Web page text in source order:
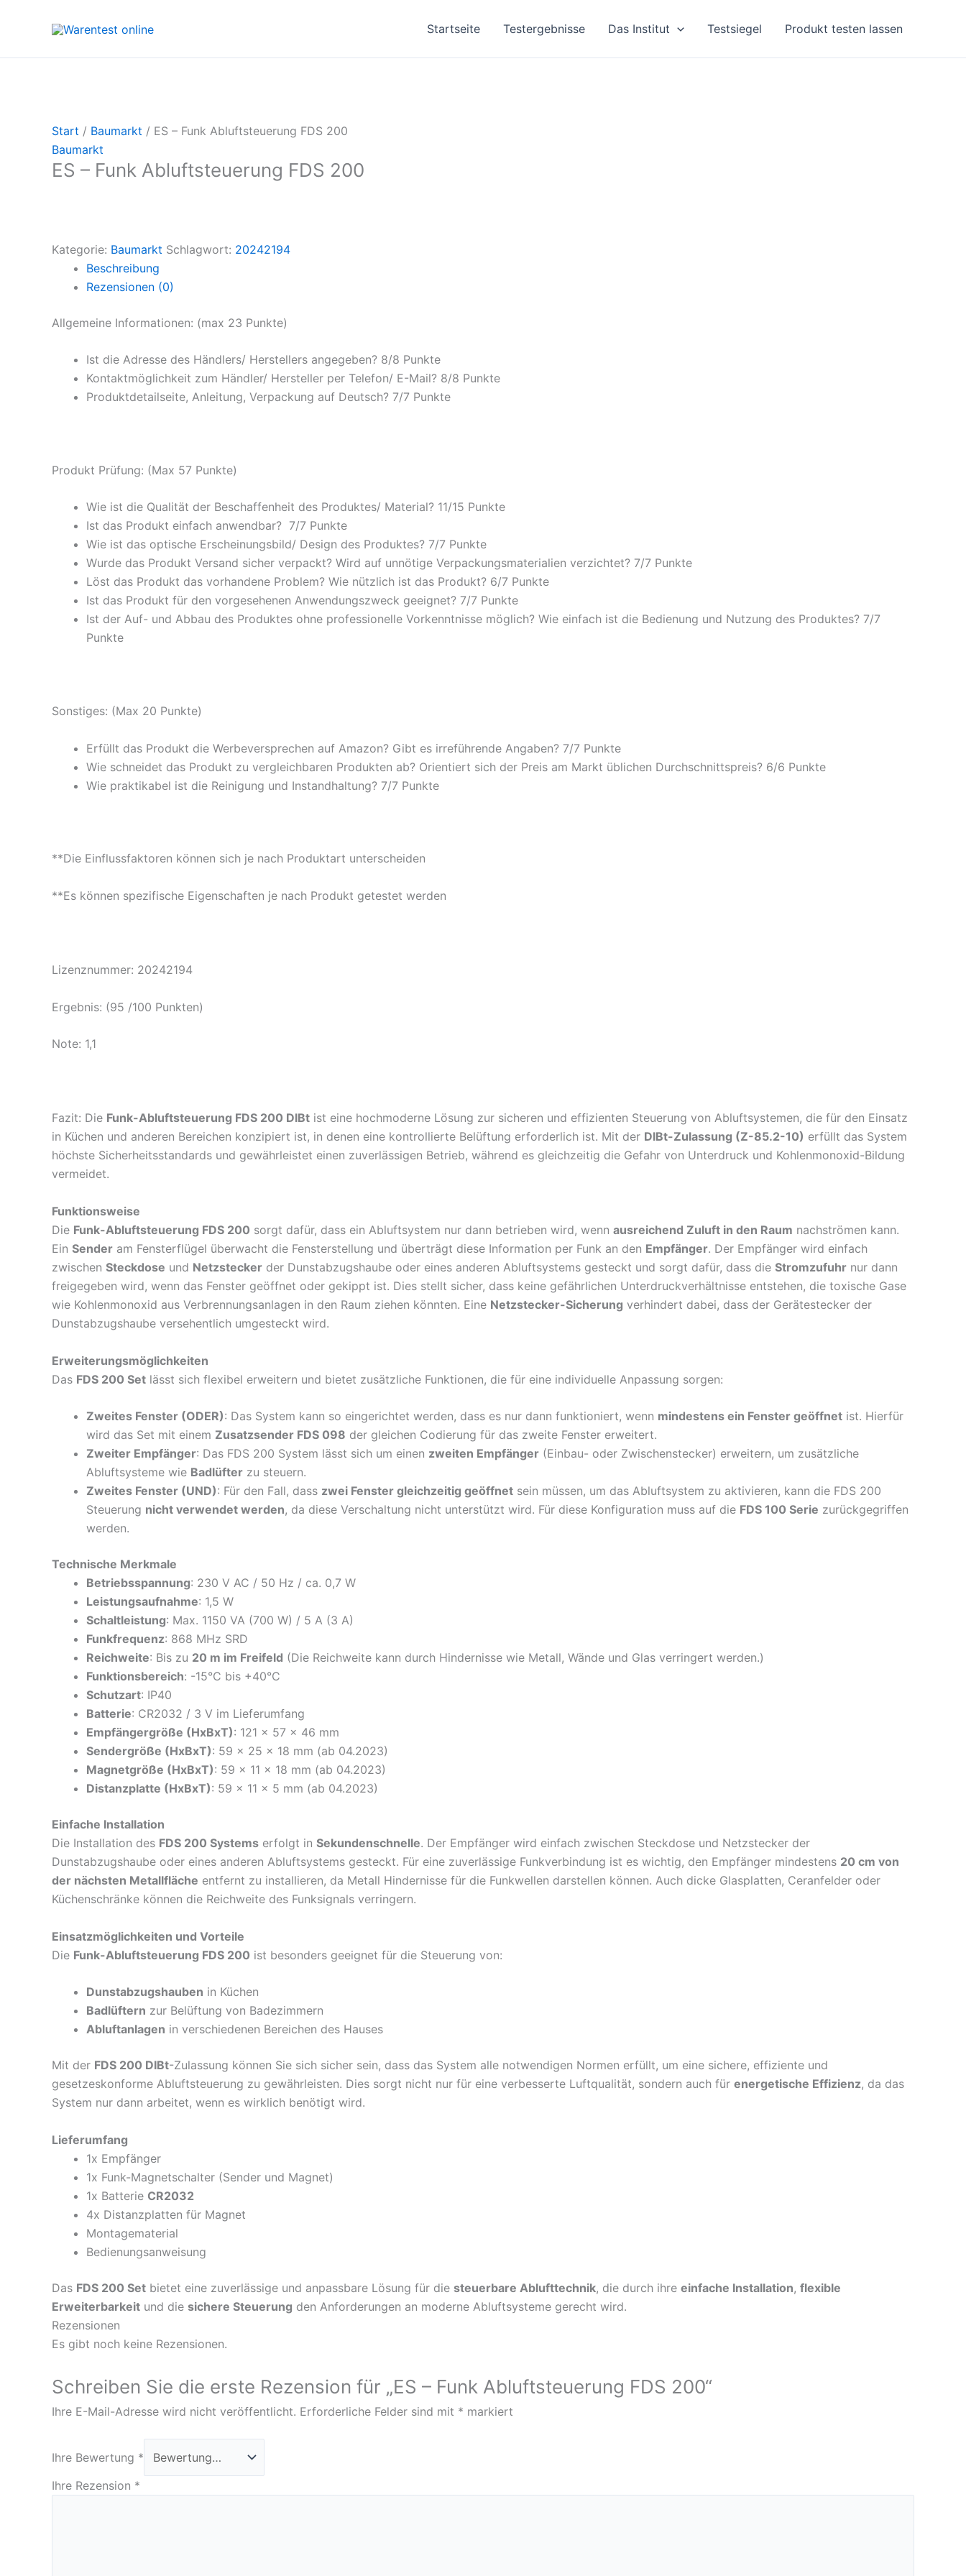
Startseite Testergebnisse Das Institut Testsiegel Produkt testen lassen
Start / Baumarkt / ES – Funk Abluftsteuerung FDS 200
Baumarkt
ES – Funk Abluftsteuerung FDS 200
Kategorie: Baumarkt Schlagwort: 20242194
Beschreibung
Rezensionen (0)
Allgemeine Informationen: (max 23 Punkte)
Ist die Adresse des Händlers/ Herstellers angegeben? 8/8 Punkte
Kontaktmöglichkeit zum Händler/ Hersteller per Telefon/ E-Mail? 8/8 Punkte
Produktdetailseite, Anleitung, Verpackung auf Deutsch? 7/7 Punkte
Produkt Prüfung: (Max 57 Punkte)
Wie ist die Qualität der Beschaffenheit des Produktes/ Material? 11/15 Punkte
Ist das Produkt einfach anwendbar? 7/7 Punkte
Wie ist das optische Erscheinungsbild/ Design des Produktes? 7/7 Punkte
Wurde das Produkt Versand sicher verpackt? Wird auf unnötige Verpackungsmaterialien verzichtet? 7/7 Punkte
Löst das Produkt das vorhandene Problem? Wie nützlich ist das Produkt? 6/7 Punkte
Ist das Produkt für den vorgesehenen Anwendungszweck geeignet? 7/7 Punkte
Ist der Auf- und Abbau des Produktes ohne professionelle Vorkenntnisse möglich? Wie einfach ist die Bedienung und Nutzung des Produktes? 7/7
Punkte
Sonstiges: (Max 20 Punkte)
Erfüllt das Produkt die Werbeversprechen auf Amazon? Gibt es irreführende Angaben? 7/7 Punkte
Wie schneidet das Produkt zu vergleichbaren Produkten ab? Orientiert sich der Preis am Markt üblichen Durchschnittspreis? 6/6 Punkte
Wie praktikabel ist die Reinigung und Instandhaltung? 7/7 Punkte
**Die Einflussfaktoren können sich je nach Produktart unterscheiden
**Es können spezifische Eigenschaften je nach Produkt getestet werden
Lizenznummer: 20242194
Ergebnis: (95 /100 Punkten)
Note: 1,1
Fazit: Die Funk-Abluftsteuerung FDS 200 DIBt ist eine hochmoderne Lösung zur sicheren und effizienten Steuerung von Abluftsystemen, die für den Einsatz
in Küchen und anderen Bereichen konzipiert ist, in denen eine kontrollierte Belüftung erforderlich ist. Mit der DIBt-Zulassung (Z-85.2-10) erfüllt das System
höchste Sicherheitsstandards und gewährleistet einen zuverlässigen Betrieb, während es gleichzeitig die Gefahr von Unterdruck und Kohlenmonoxid-Bildung
vermeidet.
Funktionsweise
Die Funk-Abluftsteuerung FDS 200 sorgt dafür, dass ein Abluftsystem nur dann betrieben wird, wenn ausreichend Zuluft in den Raum nachströmen kann.
Ein Sender am Fensterflügel überwacht die Fensterstellung und überträgt diese Information per Funk an den Empfänger. Der Empfänger wird einfach
zwischen Steckdose und Netzstecker der Dunstabzugshaube oder eines anderen Abluftsystems gesteckt und sorgt dafür, dass die Stromzufuhr nur dann
freigegeben wird, wenn das Fenster geöffnet oder gekippt ist. Dies stellt sicher, dass keine gefährlichen Unterdruckverhältnisse entstehen, die toxische Gase
wie Kohlenmonoxid aus Verbrennungsanlagen in den Raum ziehen könnten. Eine Netzstecker-Sicherung verhindert dabei, dass der Gerätestecker der
Dunstabzugshaube versehentlich umgesteckt wird.
Erweiterungsmöglichkeiten
Das FDS 200 Set lässt sich flexibel erweitern und bietet zusätzliche Funktionen, die für eine individuelle Anpassung sorgen:
Zweites Fenster (ODER): Das System kann so eingerichtet werden, dass es nur dann funktioniert, wenn mindestens ein Fenster geöffnet ist. Hierfür
wird das Set mit einem Zusatzsender FDS 098 der gleichen Codierung für das zweite Fenster erweitert.
Zweiter Empfänger: Das FDS 200 System lässt sich um einen zweiten Empfänger (Einbau- oder Zwischenstecker) erweitern, um zusätzliche
Abluftsysteme wie Badlüfter zu steuern.
Zweites Fenster (UND): Für den Fall, dass zwei Fenster gleichzeitig geöffnet sein müssen, um das Abluftsystem zu aktivieren, kann die FDS 200
Steuerung nicht verwendet werden, da diese Verschaltung nicht unterstützt wird. Für diese Konfiguration muss auf die FDS 100 Serie zurückgegriffen
werden.
Technische Merkmale
Betriebsspannung: 230 V AC / 50 Hz / ca. 0,7 W
Leistungsaufnahme: 1,5 W
Schaltleistung: Max. 1150 VA (700 W) / 5 A (3 A)
Funkfrequenz: 868 MHz SRD
Reichweite: Bis zu 20 m im Freifeld (Die Reichweite kann durch Hindernisse wie Metall, Wände und Glas verringert werden.)
Funktionsbereich: -15°C bis +40°C
Schutzart: IP40
Batterie: CR2032 / 3 V im Lieferumfang
Empfängergröße (HxBxT): 121 x 57 x 46 mm
Sendergröße (HxBxT): 59 x 25 x 18 mm (ab 04.2023)
Magnetgröße (HxBxT): 59 x 11 x 18 mm (ab 04.2023)
Distanzplatte (HxBxT): 59 x 11 x 5 mm (ab 04.2023)
Einfache Installation
Die Installation des FDS 200 Systems erfolgt in Sekundenschnelle. Der Empfänger wird einfach zwischen Steckdose und Netzstecker der
Dunstabzugshaube oder eines anderen Abluftsystems gesteckt. Für eine zuverlässige Funkverbindung ist es wichtig, den Empfänger mindestens 20 cm von
der nächsten Metallfläche entfernt zu installieren, da Metall Hindernisse für die Funkwellen darstellen können. Auch dicke Glasplatten, Ceranfelder oder
Küchenschränke können die Reichweite des Funksignals verringern.
Einsatzmöglichkeiten und Vorteile
Die Funk-Abluftsteuerung FDS 200 ist besonders geeignet für die Steuerung von:
Dunstabzugshauben in Küchen
Badlüftern zur Belüftung von Badezimmern
Abluftanlagen in verschiedenen Bereichen des Hauses
Mit der FDS 200 DIBt-Zulassung können Sie sich sicher sein, dass das System alle notwendigen Normen erfüllt, um eine sichere, effiziente und
gesetzeskonforme Abluftsteuerung zu gewährleisten. Dies sorgt nicht nur für eine verbesserte Luftqualität, sondern auch für energetische Effizienz, da das
System nur dann arbeitet, wenn es wirklich benötigt wird.
Lieferumfang
1x Empfänger
1x Funk-Magnetschalter (Sender und Magnet)
1x Batterie CR2032
4x Distanzplatten für Magnet
Montagematerial
Bedienungsanweisung
Das FDS 200 Set bietet eine zuverlässige und anpassbare Lösung für die steuerbare Ablufttechnik, die durch ihre einfache Installation, flexible
Erweiterbarkeit und die sichere Steuerung den Anforderungen an moderne Abluftsysteme gerecht wird.
Rezensionen
Es gibt noch keine Rezensionen.
Schreiben Sie die erste Rezension für „ES – Funk Abluftsteuerung FDS 200“
Ihre E-Mail-Adresse wird nicht veröffentlicht. Erforderliche Felder sind mit * markiert
Ihre Bewertung *
Ihre Rezension *